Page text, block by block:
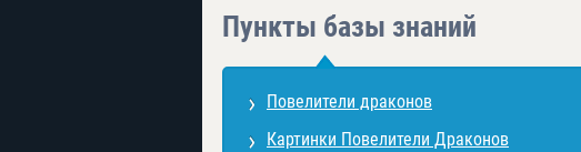
Пункты базы знаний
Повелители драконов
Картинки Повелители Драконов